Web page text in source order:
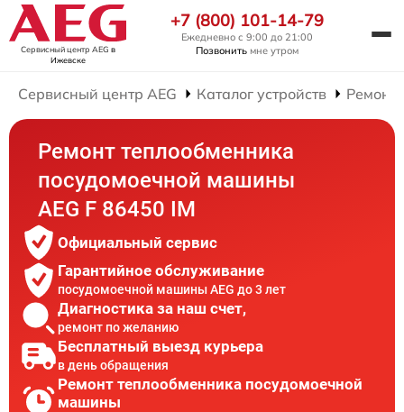
Сервисный центр AEG в
Ижевске
+7 (800) 101-14-79
Ежедневно с 9:00 до 21:00
Позвонить мне утром
Сервисный центр AEG Каталог устройств Ремонт
Ремонт теплообменника
посудомоечной машины
AEG F 86450 IM
Официальный сервис
Гарантийное обслуживание
посудомоечной машины AEG до 3 лет
Диагностика за наш счет,
ремонт по желанию
Бесплатный выезд курьера
в день обращения
Ремонт теплообменника посудомоечной
машины